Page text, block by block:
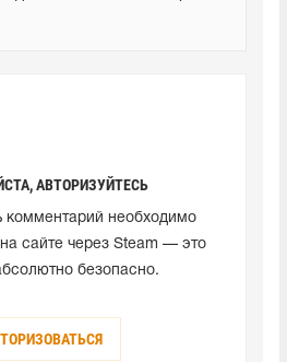
АВТОРИЗУЙТЕСЬ
комментарий необходимо
сайте через Steam — это
безопасно.